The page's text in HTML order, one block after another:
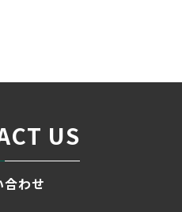
US
合わせ